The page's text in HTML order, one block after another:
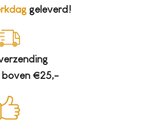
geleverd!
boven €25,-